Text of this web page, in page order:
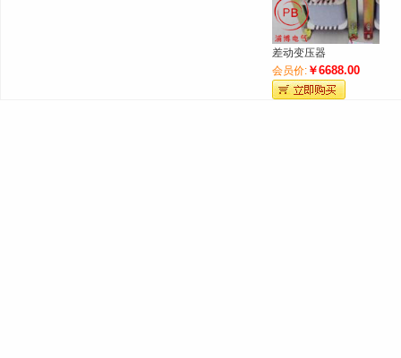
差动变压器
会员价:￥6688.00